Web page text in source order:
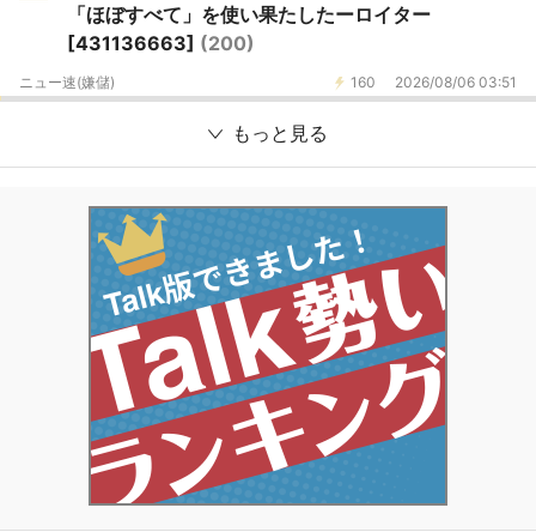
「ほぼすべて」を使い果たしたーロイター
[431136663] (200)
160 2026/08/06 03:51
ニュー速(嫌儲)
もっと見る